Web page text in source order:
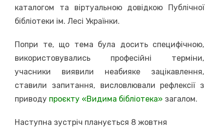
каталогом та віртуальною довідкою Публічної
бібліотеки ім. Лесі Українки.
Попри те, що тема була досить специфічною,
використовувались професійні терміни,
учасники виявили неабияке зацікавлення,
ставили запитання, висловлювали рефлексії з
приводу проєкту «Видима бібліотека» загалом.
Наступна зустріч планується 8 жовтня